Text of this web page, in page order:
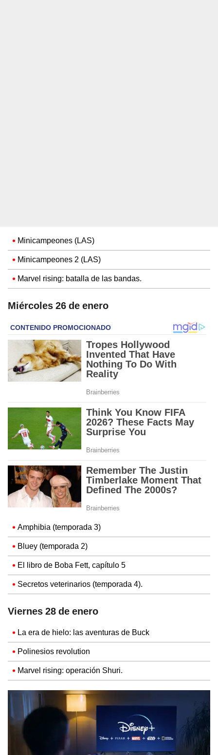
Minicampeones (LAS)
Minicampeones 2 (LAS)
Marvel rising: batalla de las bandas.
Miércoles 26 de enero
Amphibia (temporada 3)
Bluey (temporada 2)
El libro de Boba Fett, capítulo 5
Secretos veterinarios (temporada 4).
Viernes 28 de enero
La era de hielo: las aventuras de Buck
Polinesios revolution
Marvel rising: operación Shuri.